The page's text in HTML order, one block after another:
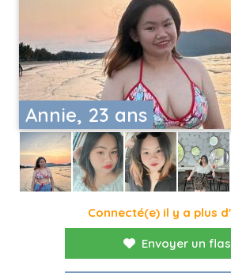
Annie, 23 ans
Connecté(e) il y a plus
Envoyer un